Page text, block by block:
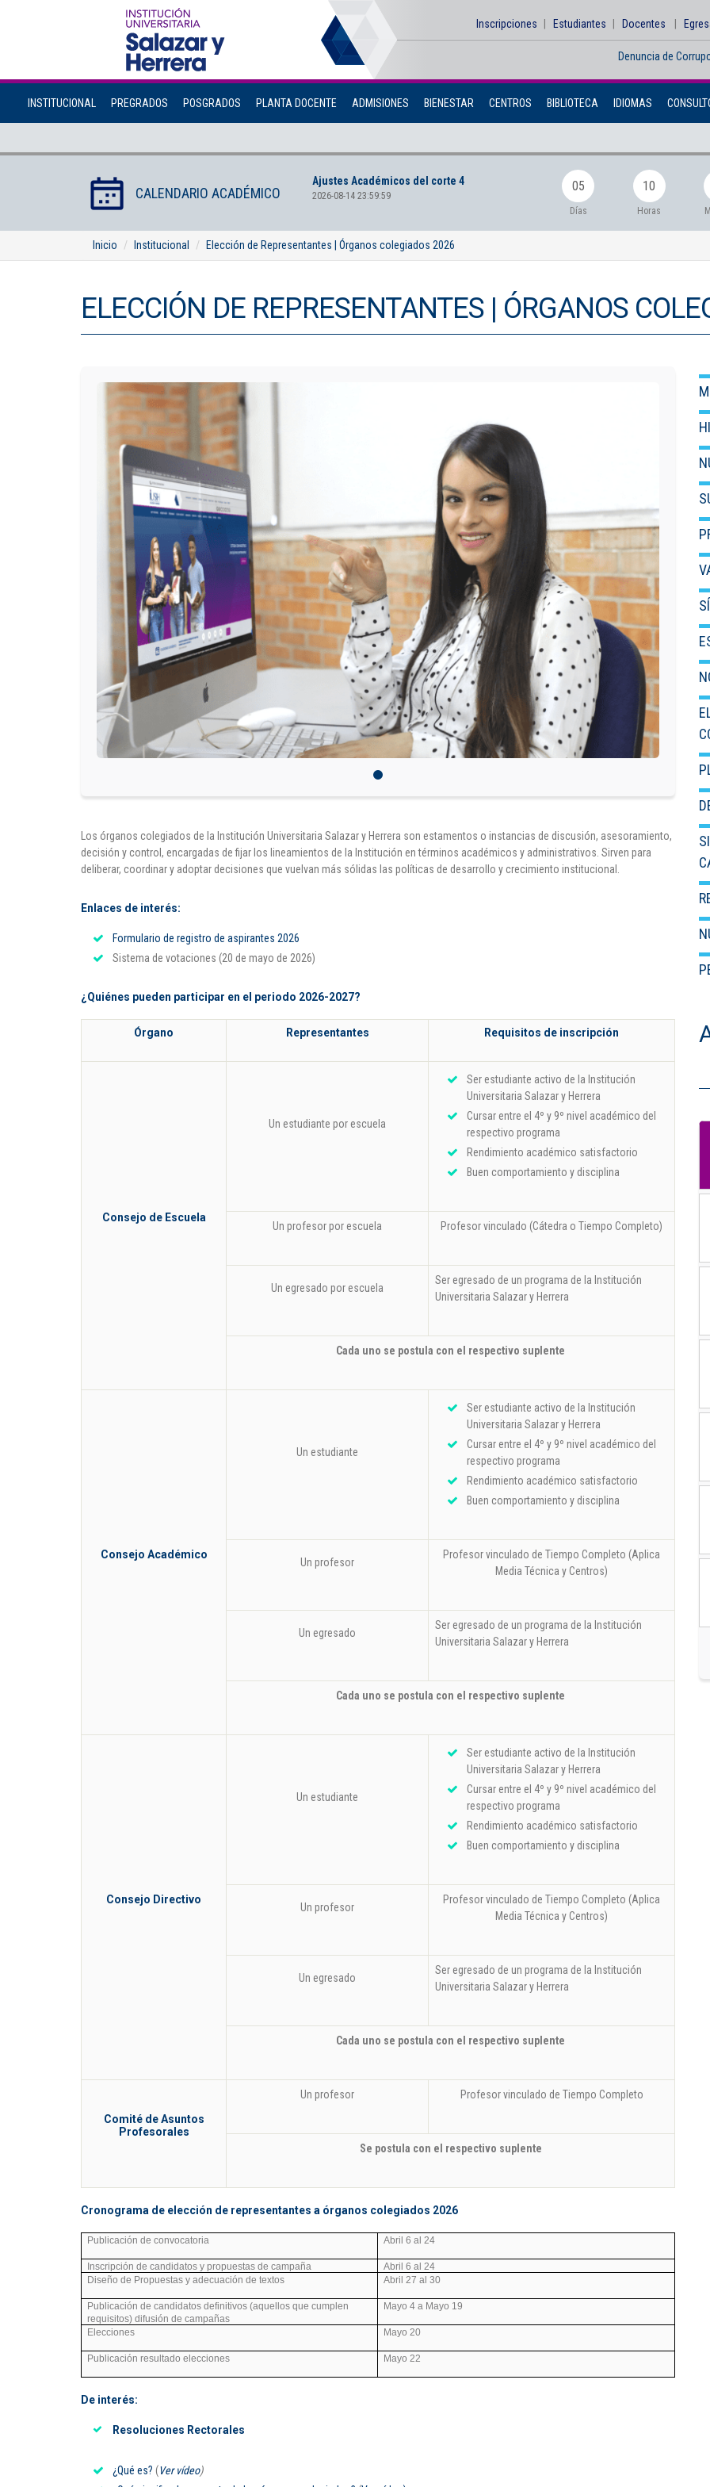
Inscripciones Estudiantes Docentes
Denuncia de
INSTITUCIONAL PREGRADOS POSGRADOS PLANTA DOCENTE ADMISIONES BIENESTAR CENTROS BIBLIOTECA IDIOMAS
CALENDARIO ACADÉMICO
Ajustes Académicos del corte 4
2026-08-14 23:59:59
05
Días
10
Horas
Inicio Institucional Elección de Representantes | Órganos colegiados 2026
ELECCIÓN DE REPRESENTANTES | ÓRGANOS
Los órganos colegiados de la Institución Universitaria Salazar y Herrera son estamentos o instancias de discusión, asesoramiento,
decisión y control, encargadas de fijar los lineamientos de la Institución en términos académicos y administrativos. Sirven para
deliberar, coordinar y adoptar decisiones que vuelvan más sólidas las políticas de desarrollo y crecimiento institucional.
Enlaces de interés:
Formulario de registro de aspirantes 2026
Sistema de votaciones (20 de mayo de 2026)
¿Quiénes pueden participar en el periodo 2026-2027?
Órgano Representantes Requisitos de inscripción
Consejo de Escuela
Un estudiante por escuela
Ser estudiante activo de la Institución
Universitaria Salazar y Herrera
Cursar entre el 4º y 9º nivel académico del
respectivo programa
Rendimiento académico satisfactorio
Buen comportamiento y disciplina
Un profesor por escuela Profesor vinculado (Cátedra o Tiempo Completo)
Un egresado por escuela
Ser egresado de un programa de la Institución
Universitaria Salazar y Herrera
Cada uno se postula con el respectivo suplente
Consejo Académico
Un estudiante
Ser estudiante activo de la Institución
Universitaria Salazar y Herrera
Cursar entre el 4º y 9º nivel académico del
respectivo programa
Rendimiento académico satisfactorio
Buen comportamiento y disciplina
Un profesor
Profesor vinculado de Tiempo Completo (Aplica
Media Técnica y Centros)
Un egresado
Ser egresado de un programa de la Institución
Universitaria Salazar y Herrera
Cada uno se postula con el respectivo suplente
Consejo Directivo
Un estudiante
Ser estudiante activo de la Institución
Universitaria Salazar y Herrera
Cursar entre el 4º y 9º nivel académico del
respectivo programa
Rendimiento académico satisfactorio
Buen comportamiento y disciplina
Un profesor
Profesor vinculado de Tiempo Completo (Aplica
Media Técnica y Centros)
Un egresado
Ser egresado de un programa de la Institución
Universitaria Salazar y Herrera
Cada uno se postula con el respectivo suplente
Comité de Asuntos
Profesorales
Un profesor Profesor vinculado de Tiempo Completo
Se postula con el respectivo suplente
Cronograma de elección de representantes a órganos colegiados 2026
Publicación de convocatoria Abril 6 al 24
Inscripción de candidatos y propuestas de campaña
Abril 6 al 24
Diseño de Propuestas y adecuación de textos
Abril 27 al 30
Publicación de candidatos definitivos (aquellos que cumplen
requisitos) difusión de campañas
Mayo 4 a Mayo 19
Elecciones Mayo 20
Publicación resultado elecciones Mayo 22
De interés:
Resoluciones Rectorales
¿Qué es? (Ver vídeo)